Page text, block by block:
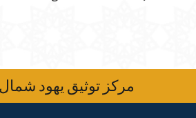
مركز توثيق يهود شمال